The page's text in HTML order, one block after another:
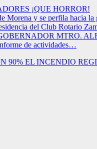
¡QUE HORROR!
Morena y se perfila hacia
del Club Rotario
MTRO.
de actividades…
90% EL INCENDIO